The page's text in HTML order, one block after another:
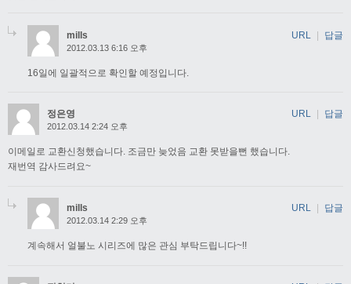
mills
2012.03.13 6:16 오후
16일에 일괄적으로 확인할 예정입니다.
URL | 답글
정은영
2012.03.14 2:24 오후
이메일로 교환신청했습니다. 조금만 늦었음 교환 못받을뻔 했습니다.
재번역 감사드려요~
URL 답글
mills
2012.03.14 2:29 오후
계속해서 얼불노 시리즈에 많은 관심 부탁드립니다~!!
URL 답글